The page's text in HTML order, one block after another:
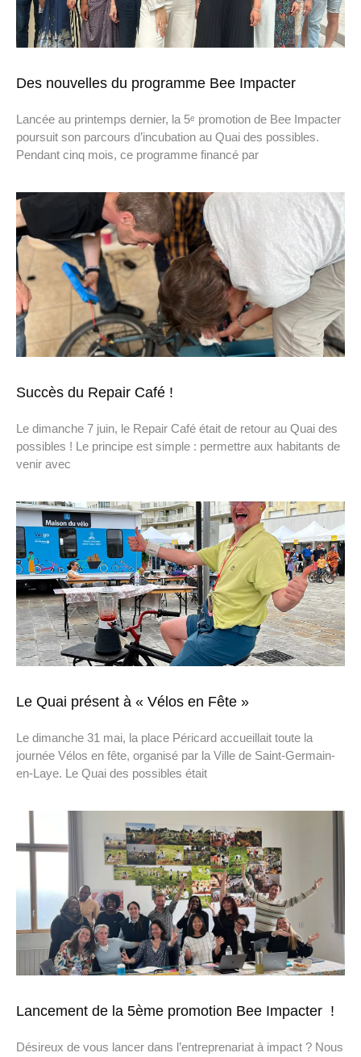
Des nouvelles du programme Bee Impacter
Lancée au printemps dernier, la 5ᵉ promotion de Bee Impacter
poursuit son parcours d’incubation au Quai des possibles.
Pendant cinq mois, ce programme financé par
Succès du Repair Café !
Le dimanche 7 juin, le Repair Café était de retour au Quai des
possibles ! Le principe est simple : permettre aux habitants de
venir avec
Le Quai présent à « Vélos en Fête »
Le dimanche 31 mai, la place Péricard accueillait toute la
journée Vélos en fête, organisé par la Ville de Saint-Germain-
en-Laye. Le Quai des possibles était
Lancement de la 5ème promotion Bee Impacter !
Désireux de vous lancer dans l’entreprenariat à impact ? Nous